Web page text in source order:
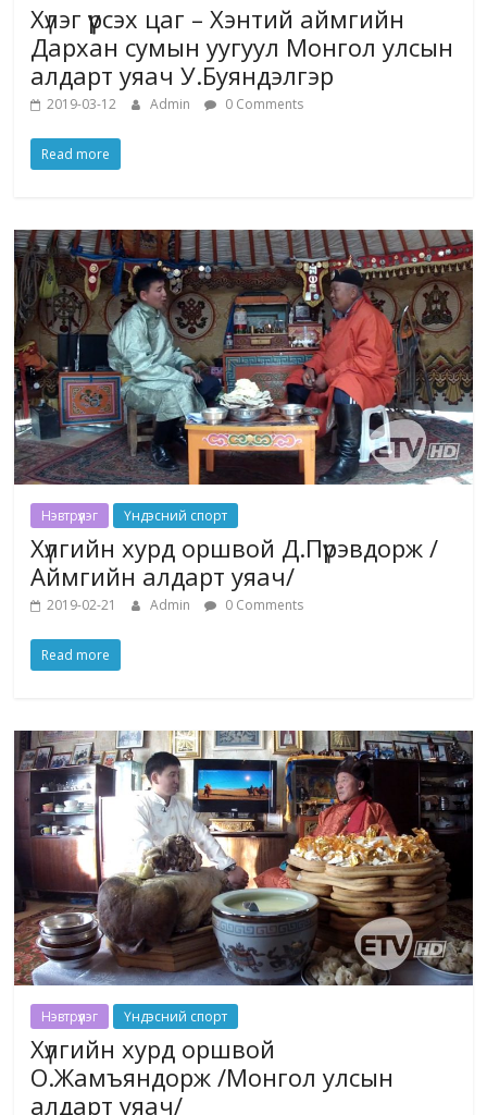
Хүлэг үүрсэх цаг – Хэнтий аймгийн
Дархан сумын уугуул Монгол улсын
алдарт уяач У.Буяндэлгэр
2019-03-12 Admin 0 Comments
Read more
Нэвтрүүлэг Үндэсний спорт
Хүлгийн хурд оршвой Д.Пүрэвдорж /
Аймгийн алдарт уяач/
2019-02-21 Admin 0 Comments
Read more
Нэвтрүүлэг Үндэсний спорт
Хүлгийн хурд оршвой
О.Жамъяндорж /Монгол улсын
алдарт уяач/